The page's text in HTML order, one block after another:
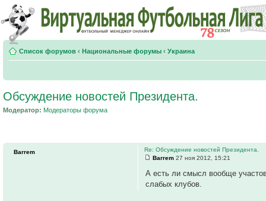
Список форумов ‹ Национальные форумы ‹ Украина
Обсуждение новостей Президента.
Модератор: Модераторы форума
Re: Обсуждение новостей Президента.
Barrem 27 ноя 2012, 15:21
А есть ли смысл вообще
слабых клубов.
Barrem